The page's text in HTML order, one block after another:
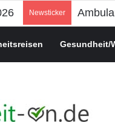
Newsticker
Gesundheit/